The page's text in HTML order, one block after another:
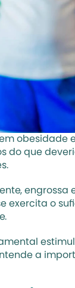
obesidade
do que
exercita o
a